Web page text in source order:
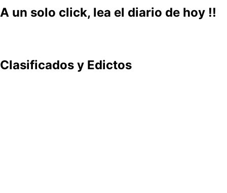
A un solo click, lea el diario de hoy !!
Clasificados y Edictos